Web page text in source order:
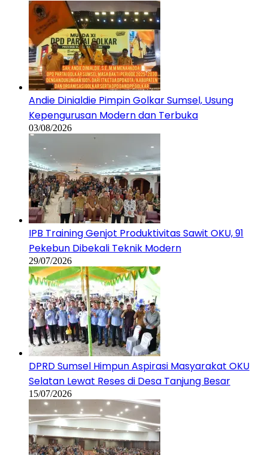
Andie Dinialdie Pimpin Golkar Sumsel, Usung
Kepengurusan Modern dan Terbuka
03/08/2026
IPB Training Genjot Produktivitas Sawit OKU, 91
Pekebun Dibekali Teknik Modern
29/07/2026
DPRD Sumsel Himpun Aspirasi Masyarakat OKU
Selatan Lewat Reses di Desa Tanjung Besar
15/07/2026